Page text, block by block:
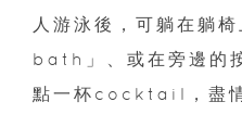
人游泳後，可躺在躺
bath」、或在旁邊的
點一杯cocktail，盡情